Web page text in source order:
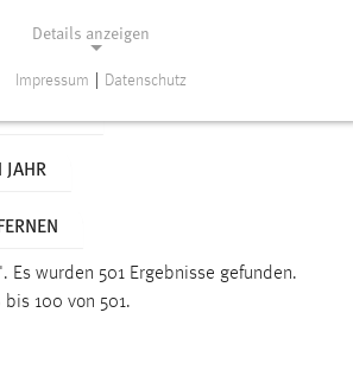
Es wurden 501 Ergebnisse gefunden.
100 von 501.
Details anzeigen
sind für die einwandfreie Funktion der
Impressum Datenschutz